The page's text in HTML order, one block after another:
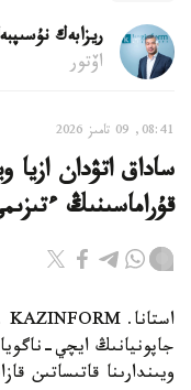
ريزابەك
اۆتور
08:41, 09 تامىز 2026
ساداق اتۋدان ازيا
قۇراماسىنىڭ
ويىندارىنا قاتىساتىن